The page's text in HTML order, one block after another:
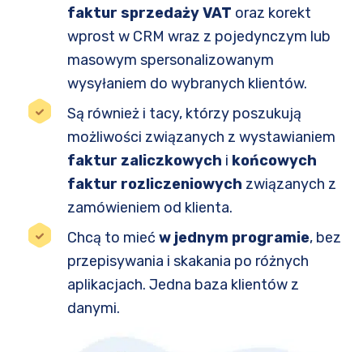
faktur sprzedaży VAT oraz korekt
wprost w CRM wraz z pojedynczym lub
masowym spersonalizowanym
wysyłaniem do wybranych klientów.
Są również i tacy, którzy poszukują
możliwości związanych z wystawianiem
faktur zaliczkowych i końcowych
faktur rozliczeniowych związanych z
zamówieniem od klienta.
Chcą to mieć w jednym programie, bez
przepisywania i skakania po różnych
aplikacjach. Jedna baza klientów z
danymi.